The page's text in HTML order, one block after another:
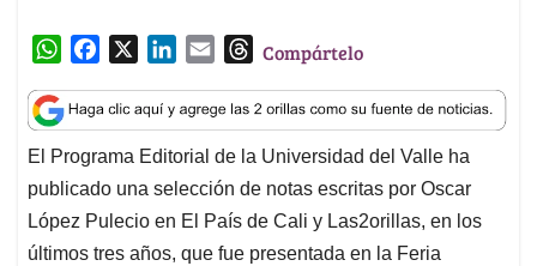
W
a
t
s
A
p
p
c
e
b
o
o
k
n
k
e
d
n
a
i
l
T
r
e
a
d
s
Compártelo
El Programa Editorial de la Universidad del Valle ha
publicado una selección de notas escritas por Oscar
López Pulecio en El País de Cali y Las2orillas, en los
últimos tres años, que fue presentada en la Feria